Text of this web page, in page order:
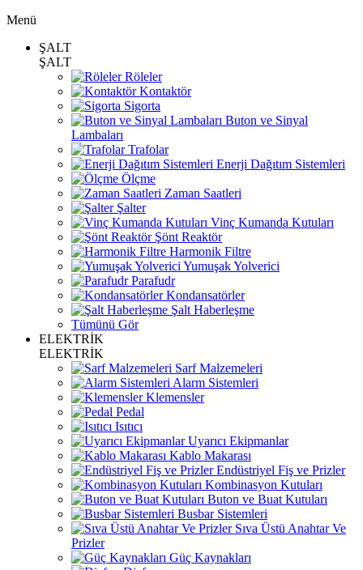
Menü
ŞALT
ŞALT
Röleler
Kontaktör
Sigorta
Buton ve Sinyal
Lambaları
Trafolar
Enerji Dağıtım Sistemleri
Ölçme
Zaman Saatleri
Şalter
Vinç Kumanda Kutuları
Şönt Reaktör
Harmonik Filtre
Yumuşak Yolverici
Parafudr
Kondansatörler
Şalt Haberleşme
Tümünü Gör
ELEKTRİK
ELEKTRİK
Sarf Malzemeleri
Alarm Sistemleri
Klemensler
Pedal
Isıtıcı
Uyarıcı Ekipmanlar
Kablo Makarası
Endüstriyel Fiş ve Prizler
Kombinasyon Kutuları
Buton ve Buat Kutuları
Busbar Sistemleri
Sıva Üstü Anahtar Ve
Prizler
Güç Kaynakları